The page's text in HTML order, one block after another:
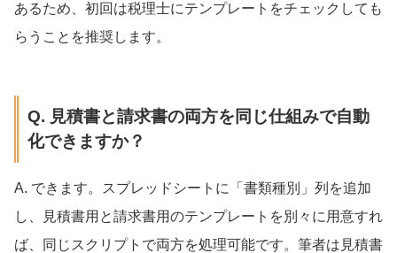
あるため、初回は税理士にテンプレートをチェックしても
らうことを推奨します。
Q. 見積書と請求書の両方を同じ仕組みで自動
化できますか？
A. できます。スプレッドシートに「書類種別」列を追加
し、見積書用と請求書用のテンプレートを別々に用意すれ
ば、同じスクリプトで両方を処理可能です。筆者は見積書